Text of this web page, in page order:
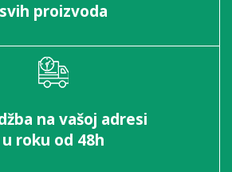
svih proizvoda
na vašoj adresi
u roku od 48h